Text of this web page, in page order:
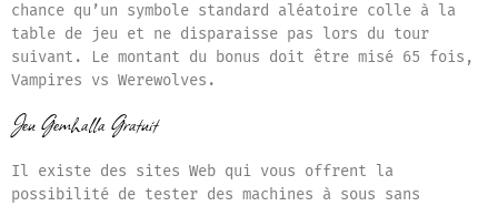
chance qu’un symbole standard aléatoire colle à la
table de jeu et ne disparaisse pas lors du tour
suivant. Le montant du bonus doit être misé 65 fois,
Vampires vs Werewolves.
Jeu Gemhalla Gratuit
Il existe des sites Web qui vous offrent la
possibilité de tester des machines à sous sans